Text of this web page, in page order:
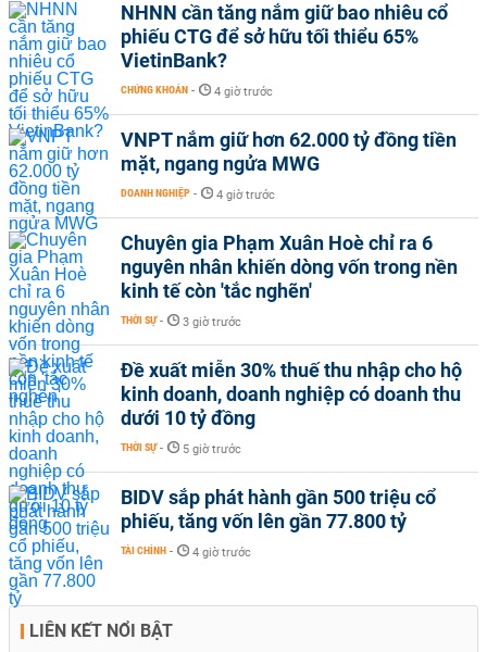
NHNN cần tăng nắm giữ bao nhiêu cổ
phiếu CTG để sở hữu tối thiểu 65%
VietinBank?
CHỨNG KHOÁN - 4 giờ trước
VNPT nắm giữ hơn 62.000 tỷ đồng tiền
mặt, ngang ngửa MWG
DOANH NGHIỆP - 4 giờ trước
Chuyên gia Phạm Xuân Hoè chỉ ra 6
nguyên nhân khiến dòng vốn trong nền
kinh tế còn 'tắc nghẽn'
THỜI SỰ - 3 giờ trước
Đề xuất miễn 30% thuế thu nhập cho hộ
kinh doanh, doanh nghiệp có doanh thu
dưới 10 tỷ đồng
THỜI SỰ - 5 giờ trước
BIDV sắp phát hành gần 500 triệu cổ
phiếu, tăng vốn lên gần 77.800 tỷ
TÀI CHÍNH - 4 giờ trước
LIÊN KẾT NỔI BẬT